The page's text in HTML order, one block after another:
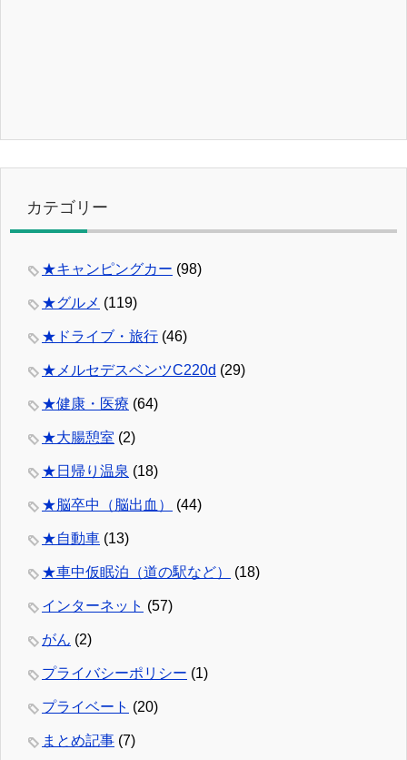
カテゴリー
★キャンピングカー (98)
★グルメ (119)
★ドライブ・旅行 (46)
★メルセデスベンツC220d (29)
★健康・医療 (64)
★大腸憩室 (2)
★日帰り温泉 (18)
★脳卒中（脳出血） (44)
★自動車 (13)
★車中仮眠泊（道の駅など） (18)
インターネット (57)
がん (2)
プライバシーポリシー (1)
プライベート (20)
まとめ記事 (7)